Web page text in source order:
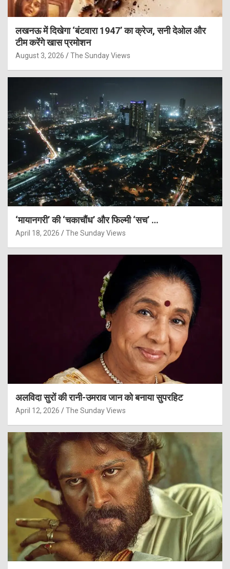
लखनऊ में दिखेगा ‘बंटवारा 1947’ का क्रेज, सनी देओल और
टीम करेंगे खास प्रमोशन
August 3, 2026 The Sunday Views
‘मायानगरी’ की ‘चकाचौंध’ और फिल्मी ‘सच’ …
April 18, 2026 The Sunday Views
अलविदा सुरों की रानी-उमराव जान को बनाया सुपरहिट
April 12, 2026 The Sunday Views